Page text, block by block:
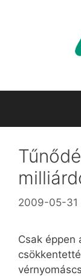
2009-05-31
Csak éppen